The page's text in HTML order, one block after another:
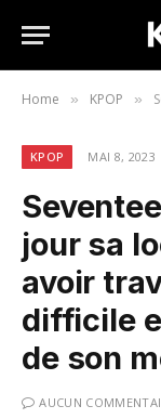
Home » KPOP »
KPOP MAI 8, 2023
jour sa
avoir
difficile
de son
AUCUN